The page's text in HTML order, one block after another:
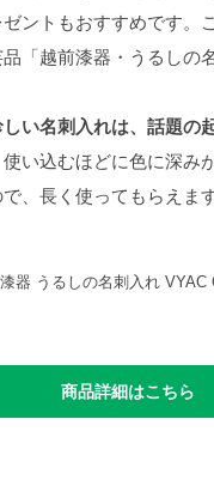
ントもおすすめです。
「越前漆器・うるしの
い名刺入れは、話題の
使い込むほどに色に深み
、長く使ってもらえます
器 うるしの名刺入れ VYAC
商品詳細はこちら